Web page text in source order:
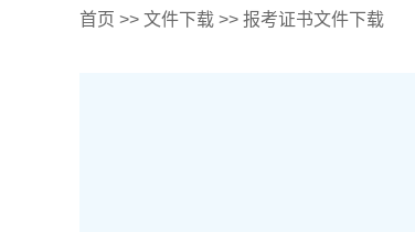
首页 >> 文件下载 >> 报考证书文件下载